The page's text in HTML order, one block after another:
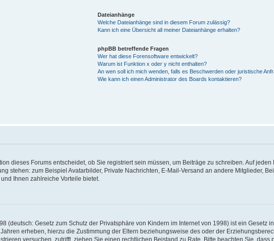
Dateianhänge
Welche Dateianhänge sind in diesem Forum zulässig?
Kann ich eine Übersicht all meiner Dateianhänge erhalten?
phpBB betreffende Fragen
Wer hat diese Forensoftware entwickelt?
Warum ist Funktion x oder y nicht enthalten?
An wen soll ich mich wenden, falls es Beschwerden oder juristische
Wie kann ich einen Administrator des Boards kontaktieren?
dieses Forums entscheidet, ob Sie registriert sein müssen, um Beiträge zu schreiben. Auf
stehen: zum Beispiel Avatarbilder, Private Nachrichten, E-Mail-Versand an andere Mitglieder,
Ihnen zahlreiche Vorteile bietet.
(deutsch: Gesetz zum Schutz der Privatsphäre von Kindern im Internet von 1998) ist ein Gesetz
erheben, hierzu die Zustimmung der Eltern beziehungsweise des oder der
versuchen, zutrifft, ziehen Sie einen rechtlichen Beistand zu Rate. Bitte beachten Sie, dass